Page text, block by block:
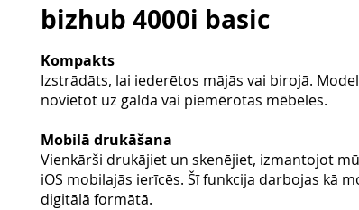
bizhub 4000i basic
Kompakts
Izstrādāts, lai iederētos mājās vai birojā.
novietot uz galda vai piemērotas mēbeles.
Mobilā drukāšana
Vienkārši drukājiet un skenējiet, izmantojot
iOS mobilajās ierīcēs. Šī funkcija darbojas kā
digitālā formātā.